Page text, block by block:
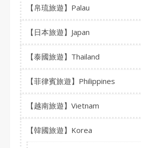
【帛琉旅遊】Palau
【日本旅遊】Japan
【泰國旅遊】Thailand
【菲律賓旅遊】Philippines
【越南旅遊】Vietnam
【韓國旅遊】Korea